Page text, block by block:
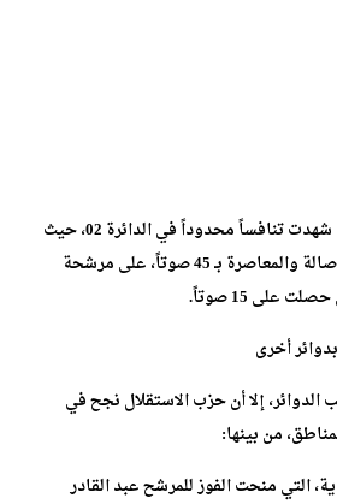
أما جماعة تافوغالت، فقد شهدت تنافساً محدوداً في الدائرة 02، حيث
تقدّمت هند بغدادي عن الأصالة والمعاصرة بـ 45 صوتاً، على مرشحة
على 15 صوتاً.
أخرى
الدوائر، إلا أن حزب الاستقلال نجح في
من بينها:
التي منحت الفوز للمرشح عبد القادر